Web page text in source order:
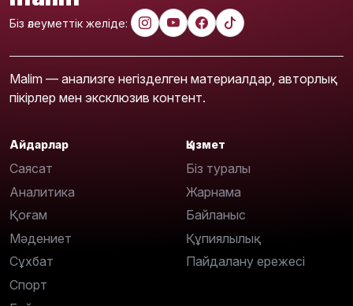
Біз әлеуметтік желіде:
Malim — анализге негізделген материалдар, авторлық
пікірлер мен эксклюзив контент.
Айдарлар
Саясат
Аналитика
Қоғам
Мәдениет
Сұхбат
Спорт
Қызмет
Біз туралы
Жарнама
Байланыс
Құпиялылық
Пайдалану ережесі